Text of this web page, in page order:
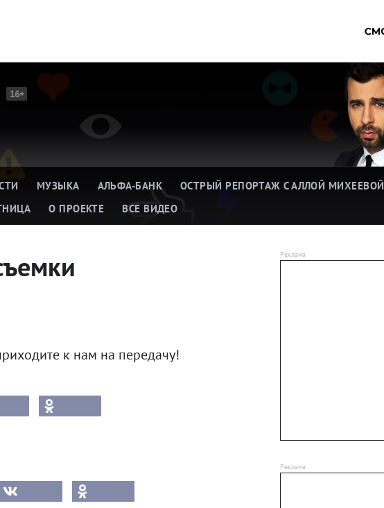
16+
МУЗЫКА АЛЬФА-БАНК ОСТРЫЙ РЕПОРТАЖ С АЛЛОЙ МИХЕЕВОЙ
О ПРОЕКТЕ ВСЕ ВИДЕО
к нам на передачу!